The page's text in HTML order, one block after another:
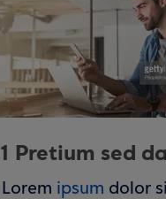
1 Pretium sed
Lorem ipsum dolor